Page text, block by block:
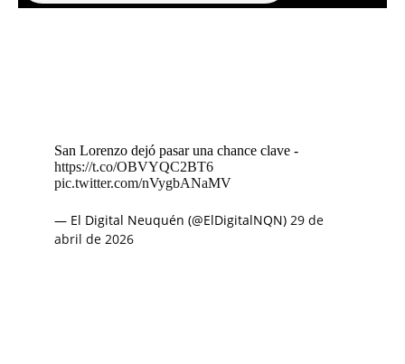
San Lorenzo dejó pasar una chance clave -
https://t.co/OBVYQC2BT6
pic.twitter.com/nVygbANaMV
— El Digital Neuquén (@ElDigitalNQN) 29 de
abril de 2026